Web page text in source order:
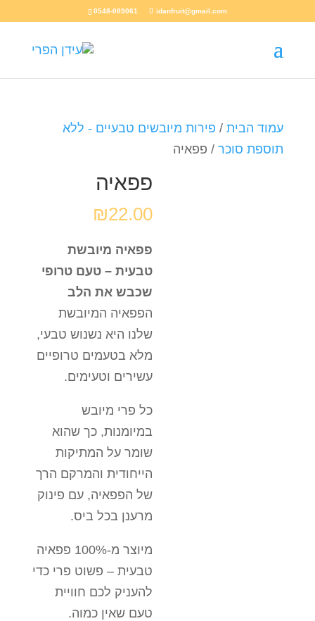
0548-089061 idanfruit@gmail.com
עמוד הבית/ פירות מיובשים טבעיים - ללא
תוספת סוכר/ פפאיה
פפאיה
₪22.00
פפאיה מיובשת
טבעית – טעם טרופי
שכבש את הלב
הפפאיה המיובשת
שלנו היא נשנוש טבעי,
מלא בטעמים טרופיים
עשירים וטעימים.
כל פרי מיובש
במיומנות, כך שהוא
שומר על המתיקות
הייחודית והמרקם הרך
של הפפאיה, עם פינוק
מרענן בכל ביס.
מיוצר מ-100% פפאיה
טבעית – פשוט פרי כדי
להעניק לכם חוויית
טעם שאין כמוה.